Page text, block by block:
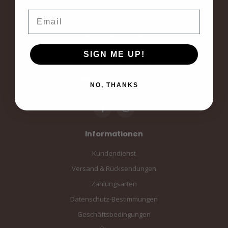
voor elke dag.
Langestraat 19
3811AA Amersfoort
Amersfoort, the Netherlands
info@sampiace.nl
Informationen
Kundendienst
Versand & Rücksendungen
Zahlungsarten
Datenschutz-Bestimmungen
Geschäftsbedingungen
SIGN ME UP!
NO, THANKS